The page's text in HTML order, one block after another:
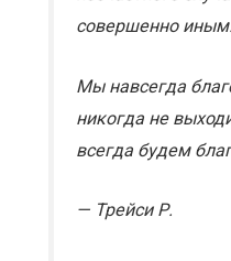
совершенно иным.
Мы навсегда
никогда не
всегда будем
— Трейси Р.